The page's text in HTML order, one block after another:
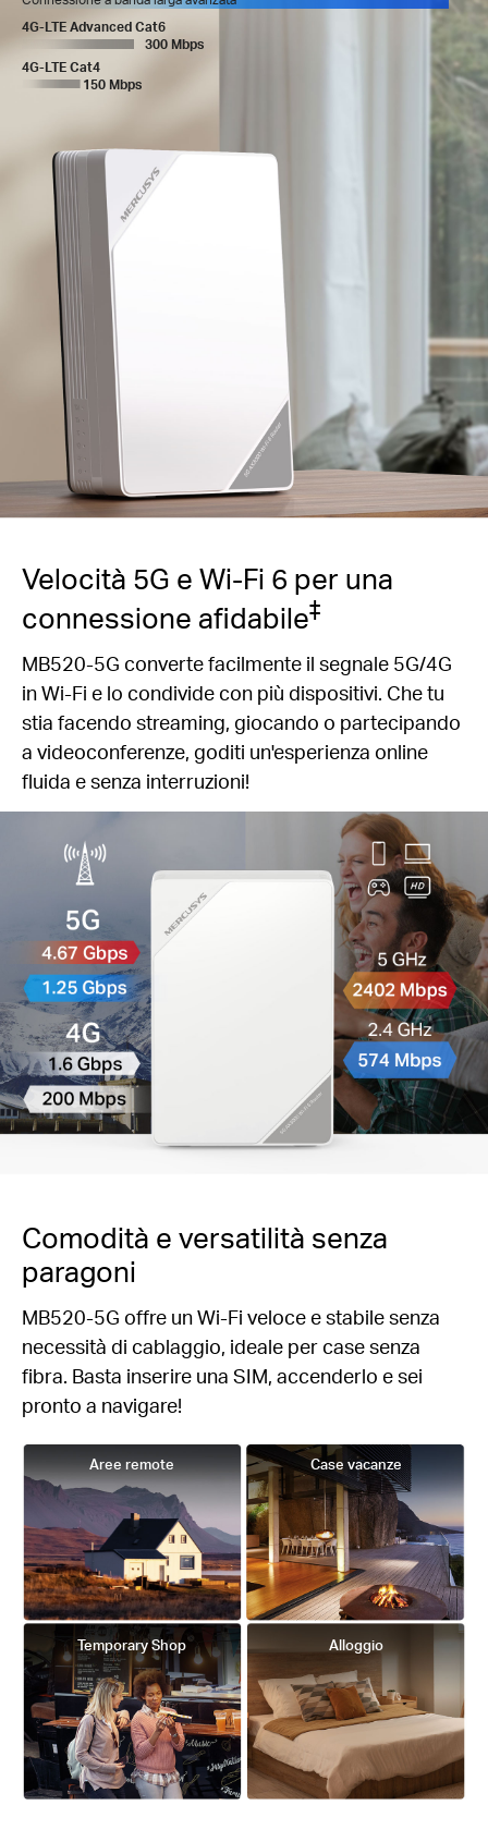
4G-LTE Advanced Cat6
300 Mbps
4G-LTE Cat4
150 Mbps
Velocità 5G e Wi-Fi 6 per una
connessione afidabile‡
MB520-5G converte facilmente il segnale 5G/4G
in Wi-Fi e lo condivide con più dispositivi. Che tu
stia facendo streaming, giocando o partecipando
a videoconferenze, goditi un'esperienza online
fluida e senza interruzioni!
Comodità e versatilità senza
paragoni
MB520-5G offre un Wi-Fi veloce e stabile senza
necessità di cablaggio, ideale per case senza
fibra. Basta inserire una SIM, accenderlo e sei
pronto a navigare!
Aree remote Case vacanze
Temporary Shop Alloggio